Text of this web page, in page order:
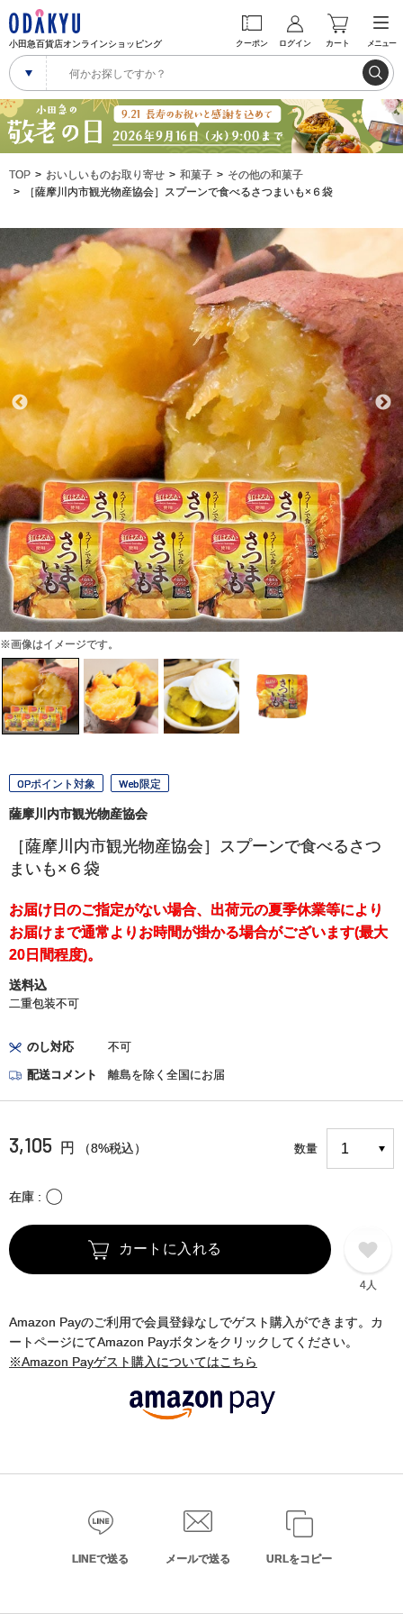
小田急百貨店オンラインショッピング クーポン ログイン カート メニュー
TOP おいしいものお取り寄せ 和菓子
その他の和菓子
［薩摩川内市観光物産協会］スプーンで食べるさつまいも×６袋
※画像はイメージです。
OPポイント対象 Web限定
薩摩川内市観光物産協会
［薩摩川内市観光物産協会］スプーンで食べるさつ
まいも×６袋
お届け日のご指定がない場合、出荷元の夏季休業等により
お届けまで通常よりお時間が掛かる場合がございます(最大
20日間程度)。
送料込
二重包装不可
のし対応 不可
配送コメント 離島を除く全国にお届
3,105 円 （8%税込） 数量
在庫 〇
カートに入れる
4人
Amazon Payのご利用で会員登録なしでゲスト購入ができます。カ
ートページにてAmazon Payボタンをクリックしてください。
※Amazon Payゲスト購入についてはこちら
LINEで送る メールで送る URLをコピー